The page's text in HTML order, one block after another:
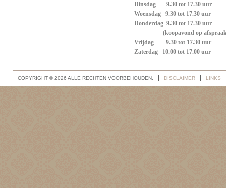
Dinsdag 9.30 tot 17.30 uur
Woensdag 9.30 tot 17.30 uur
Donderdag 9.30 tot 17.30 uur
(koopavond op
Vrijdag 9.30 tot 17.30 uur
Zaterdag 10.00 tot 17.00 uur
COPYRIGHT © 2026 ALLE RECHTEN VOORBEHOUDEN. DISCLAIMER LINKS